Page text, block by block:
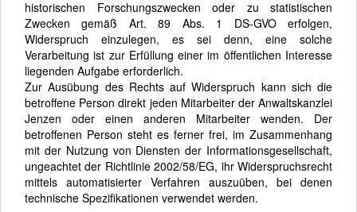
historischen Forschungszwecken oder zu statistischen
Zwecken gemäß Art. 89 Abs. 1 DS-GVO erfolgen,
Widerspruch einzulegen, es sei denn, eine solche
Verarbeitung ist zur Erfüllung einer im öffentlichen Interesse
liegenden Aufgabe erforderlich.
Zur Ausübung des Rechts auf Widerspruch kann sich die
betroffene Person direkt jeden Mitarbeiter der Anwaltskanzlei
Jenzen oder einen anderen Mitarbeiter wenden. Der
betroffenen Person steht es ferner frei, im Zusammenhang
mit der Nutzung von Diensten der Informationsgesellschaft,
ungeachtet der Richtlinie 2002/58/EG, ihr Widerspruchsrecht
mittels automatisierter Verfahren auszuüben, bei denen
technische Spezifikationen verwendet werden.